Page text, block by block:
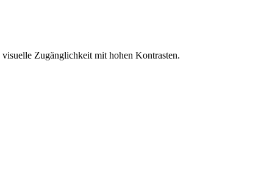
Zugänglichkeit mit hohen Kontrasten.